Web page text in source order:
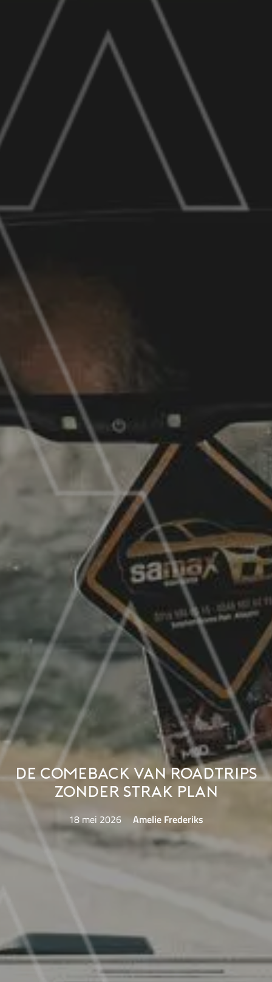
De comeback van roadtrips
zonder strak plan
18 mei 2026 Amelie Frederiks